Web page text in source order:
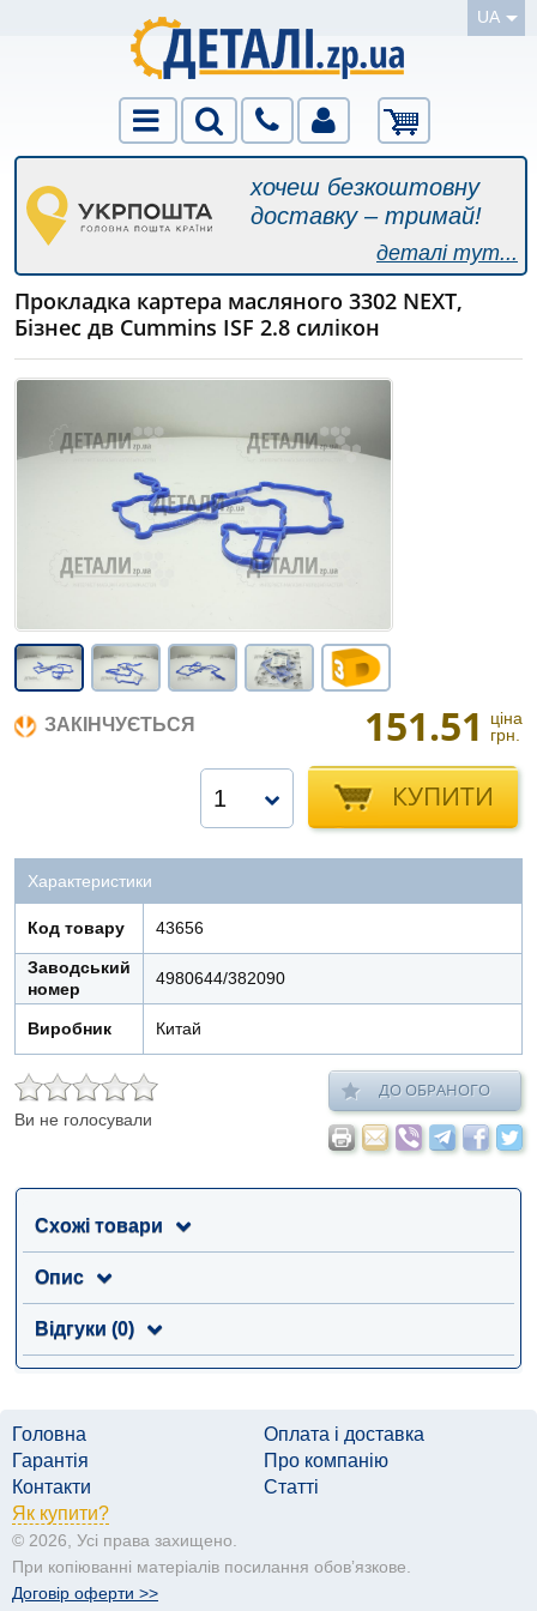
UA
хочеш безкоштовну
доставку – тримай!
деталі тут...
Прокладка картера масляного 3302 NEXT,
Бізнес дв Cummins ISF 2.8 силікон
ЗАКІНЧУЄТЬСЯ 151.51
ціна
грн.
КУПИТИ
1
Характеристики
Код товару 43656
Заводський
номер
4980644/382090
Виробник Китай
Ви не голосували
ДО ОБРАНОГО
Схожі товари
Опис
Відгуки (0)
Головна
Оплата і доставка
Гарантія
Про компанію
Контакти
Статті
Як купити?
© 2026, Усі права захищено.
При копіюванні матеріалів посилання обовʼязкове.
Договір оферти >>